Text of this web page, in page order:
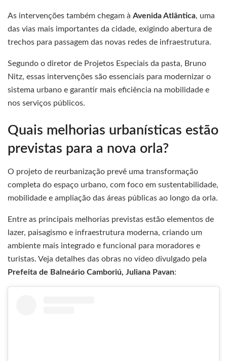
As intervenções também chegam à Avenida Atlântica, uma
das vias mais importantes da cidade, exigindo abertura de
trechos para passagem das novas redes de infraestrutura.
Segundo o diretor de Projetos Especiais da pasta, Bruno
Nitz, essas intervenções são essenciais para modernizar o
sistema urbano e garantir mais eficiência na mobilidade e
nos serviços públicos.
Quais melhorias urbanísticas estão
previstas para a nova orla?
O projeto de reurbanização prevê uma transformação
completa do espaço urbano, com foco em sustentabilidade,
mobilidade e ampliação das áreas públicas ao longo da orla.
Entre as principais melhorias previstas estão elementos de
lazer, paisagismo e infraestrutura moderna, criando um
ambiente mais integrado e funcional para moradores e
turistas. Veja detalhes das obras no vídeo divulgado pela
Prefeita de Balneário Camboriú, Juliana Pavan: